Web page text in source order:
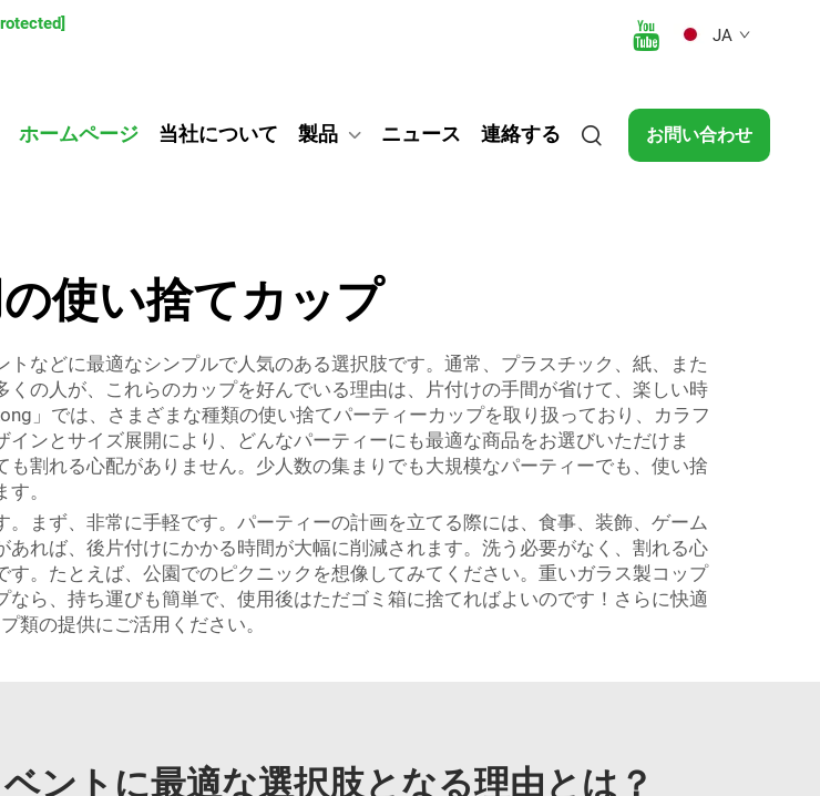
JA
ホームページ 当社について 製品 ニュース 連絡する お問い合わせ
使い捨てカップ
などに最適なシンプルで人気のある選択肢です。通常、プラスチック、紙、また
の人が、これらのカップを好んでいる理由は、片付けの手間が省けて、楽しい時
」では、さまざまな種類の使い捨てパーティーカップを取り扱っており、カラフ
ンとサイズ展開により、どんなパーティーにも最適な商品をお選びいただけま
割れる心配がありません。少人数の集まりでも大規模なパーティーでも、使い捨
。
まず、非常に手軽です。パーティーの計画を立てる際には、食事、装飾、ゲーム
れば、後片付けにかかる時間が大幅に削減されます。洗う必要がなく、割れる心
。たとえば、公園でのピクニックを想像してみてください。重いガラス製コップ
ら、持ち運びも簡単で、使用後はただゴミ箱に捨てればよいのです！さらに快適
類の提供にご活用ください。
ントに最適な選択肢となる理由とは？